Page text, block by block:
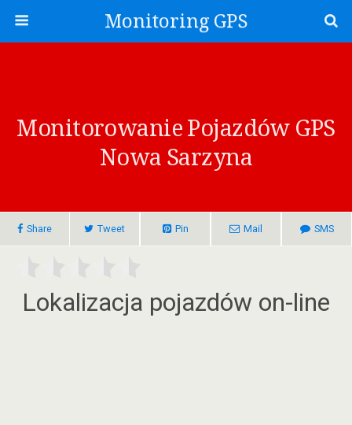
Monitoring GPS
Monitorowanie Pojazdów GPS
Nowa Sarzyna
Share Tweet Pin Mail SMS
Lokalizacja pojazdów on-line